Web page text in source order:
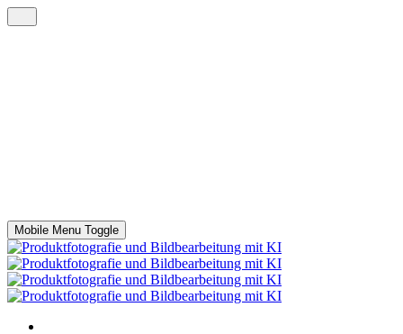
Mobile Menu Toggle